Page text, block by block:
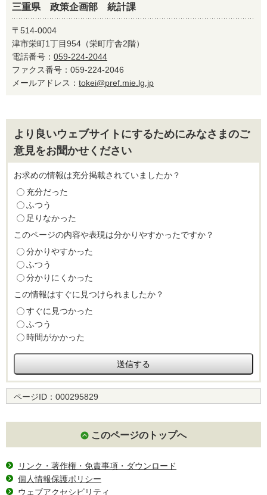
三重県 政策企画部 統計課
〒514-0004
津市栄町1丁目954（栄町庁舎2階）
電話番号： 059-224-2044
ファクス番号：059-224-2046
メールアドレス： tokei@pref.mie.lg.jp
より良いウェブサイトにするためにみなさまのご
意見をお聞かせください
お求めの情報は充分掲載されていましたか？
充分だった
ふつう
足りなかった
このページの内容や表現は分かりやすかったですか？
分かりやすかった
ふつう
分かりにくかった
この情報はすぐに見つけられましたか？
すぐに見つかった
ふつう
時間がかかった
ページID： 000295829
このページのトップへ
リンク・著作権・免責事項・ダウンロード
個人情報保護ポリシー
ウェブアクセシビリティ